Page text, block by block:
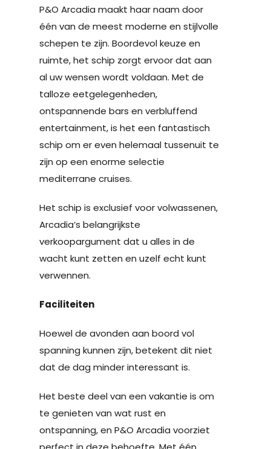
P&O Arcadia maakt haar naam door
één van de meest moderne en stijlvolle
schepen te zijn. Boordevol keuze en
ruimte, het schip zorgt ervoor dat aan
al uw wensen wordt voldaan. Met de
talloze eetgelegenheden,
ontspannende bars en verbluffend
entertainment, is het een fantastisch
schip om er even helemaal tussenuit te
zijn op een enorme selectie
mediterrane cruises.
Het schip is exclusief voor volwassenen,
Arcadia’s belangrijkste
verkoopargument dat u alles in de
wacht kunt zetten en uzelf echt kunt
verwennen.
Faciliteiten
Hoewel de avonden aan boord vol
spanning kunnen zijn, betekent dit niet
dat de dag minder interessant is.
Het beste deel van een vakantie is om
te genieten van wat rust en
ontspanning, en P&O Arcadia voorziet